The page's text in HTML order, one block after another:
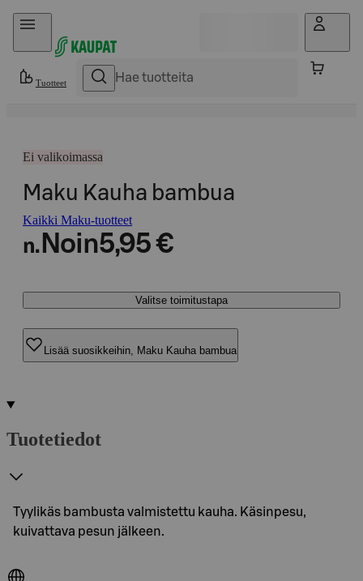
Hyppää sisältöön
Tuotteet
Ei valikoimassa
Maku Kauha bambua
Kaikki Maku-tuotteet
n. Noin5,95 €
Valitse toimitustapa
Lisää suosikkeihin, Maku Kauha bambua
Tuotetiedot
Tyylikäs bambusta valmistettu kauha. Käsinpesu,
kuivattava pesun jälkeen.